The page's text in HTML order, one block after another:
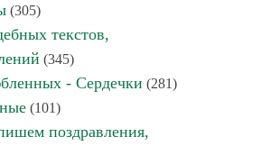
(305)
текстов,
(345)
- Сердечки (281)
(101)
поздравления,